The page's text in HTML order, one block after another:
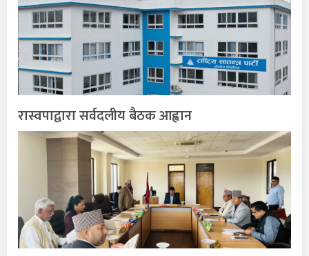
रास्वपाद्वारा सर्वदलीय बैठक आह्वान